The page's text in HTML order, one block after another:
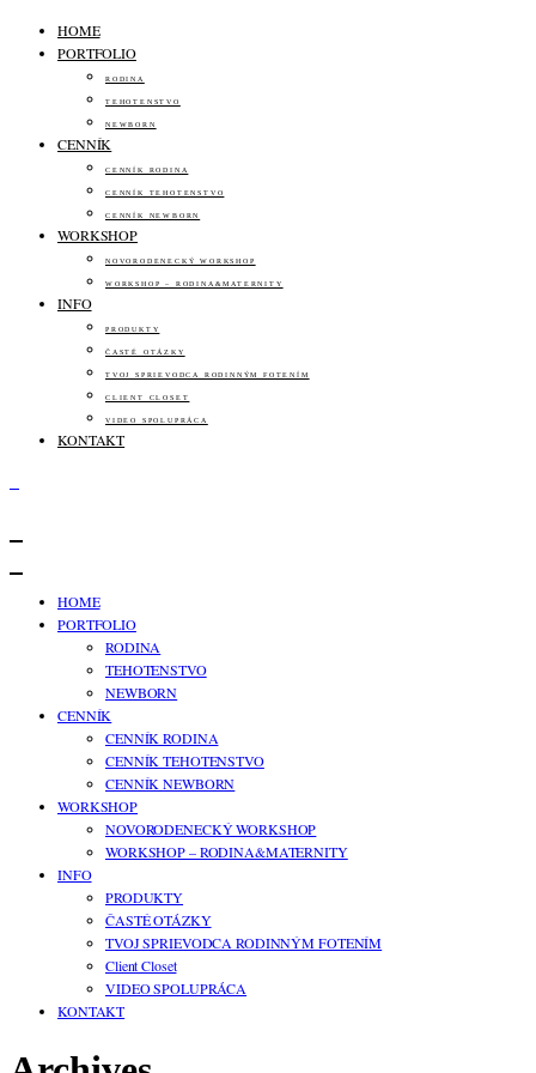
HOME
PORTFOLIO
RODINA
TEHOTENSTVO
NEWBORN
CENNÍK
CENNÍK RODINA
CENNÍK TEHOTENSTVO
CENNÍK NEWBORN
WORKSHOP
NOVORODENECKÝ WORKSHOP
WORKSHOP – RODINA&MATERNITY
INFO
PRODUKTY
ČASTÉ OTÁZKY
TVOJ SPRIEVODCA RODINNÝM FOTENÍM
CLIENT CLOSET
VIDEO SPOLUPRÁCA
KONTAKT
HOME
PORTFOLIO
RODINA
TEHOTENSTVO
NEWBORN
CENNÍK
CENNÍK RODINA
CENNÍK TEHOTENSTVO
CENNÍK NEWBORN
WORKSHOP
NOVORODENECKÝ WORKSHOP
WORKSHOP – RODINA&MATERNITY
INFO
PRODUKTY
ČASTÉ OTÁZKY
TVOJ SPRIEVODCA RODINNÝM FOTENÍM
Client Closet
VIDEO SPOLUPRÁCA
KONTAKT